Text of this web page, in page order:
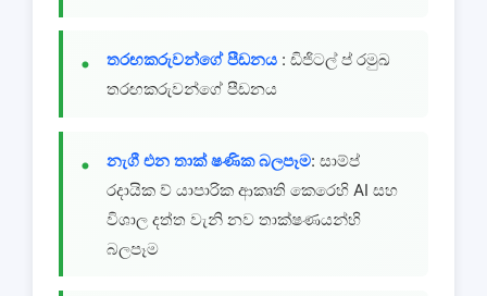
තරඟකරුවන්ගේ පීඩනය : ඩිජිටල් ප් රමුඛ
තරඟකරුවන්ගේ පීඩනය
නැගී එන තාක් ෂණික බලපෑම: සාම්ප්
රදායික ව් යාපාරික ආකෘති කෙරෙහි AI සහ
විශාල දත්ත වැනි නව තාක්ෂණයන්හි
බලපෑම